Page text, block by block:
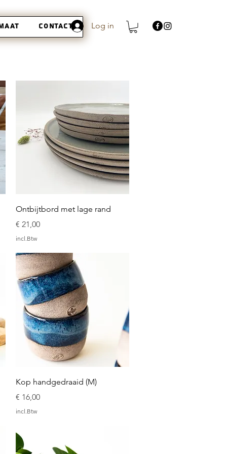
Log in
Contact
Snel overzicht
Ontbijtbord met lage rand
Prijs
€ 21,00
incl.Btw
Snel overzicht
Kop handgedraaid (M)
Prijs
€ 16,00
incl.Btw